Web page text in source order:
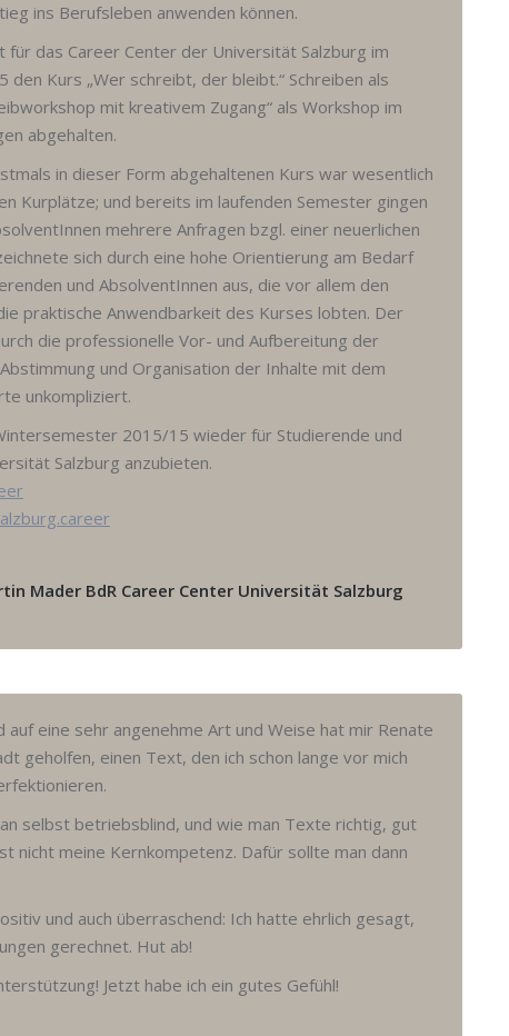
ins Berufsleben anwenden können.
für das Career Center der Universität Salzburg im
Kurs „Wer schreibt, der bleibt.“ Schreiben als
mit kreativem Zugang“ als Workshop im
abgehalten.
in dieser Form abgehaltenen Kurs war wesentlich
Kurplätze; und bereits im laufenden Semester gingen
mehrere Anfragen bzgl. einer neuerlichen
sich durch eine hohe Orientierung am Bedarf
und AbsolventInnen aus, die vor allem den
praktische Anwendbarkeit des Kurses lobten. Der
die professionelle Vor- und Aufbereitung der
und Organisation der Inhalte mit dem
unkompliziert.
2015/15 wieder für Studierende und
Salzburg anzubieten.
Mader BdR Career Center Universität Salzburg
auf eine sehr angenehme Art und Weise hat mir Renate
geholfen, einen Text, den ich schon lange vor mich
selbst betriebsblind, und wie man Texte richtig, gut
nicht meine Kernkompetenz. Dafür sollte man dann
und auch überraschend: Ich hatte ehrlich gesagt,
gerechnet. Hut ab!
Jetzt habe ich ein gutes Gefühl!